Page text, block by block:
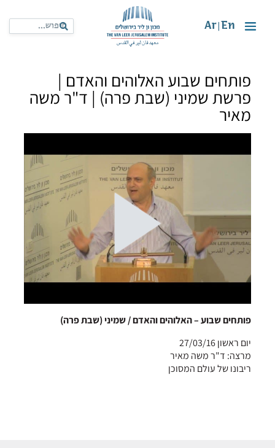
En
Ar
פותחים שבוע האלוהים והאדם |
פרשת שמיני (שבת פרה) | ד"ר משה
מאיר
פותחים שבוע – האלוהים והאדם / שמיני (שבת פרה)
יום ראשון 27/03/16
מרצה: ד"ר משה מאיר
ריבונו של עולם המסוכן